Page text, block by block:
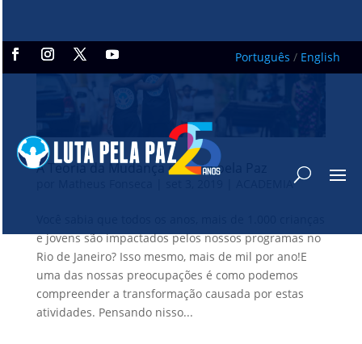
Português / English
A Teoria da Mudança da Luta pela Paz
e jovens são impactados pelos nossos programas no
Rio de Janeiro? Isso mesmo, mais de mil por ano!E
uma das nossas preocupações é como podemos
compreender a transformação causada por estas
atividades. Pensando nisso...